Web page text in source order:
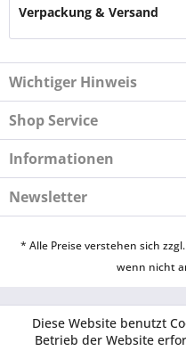
Verpackung & Versand
Wichtiger Hinweis
Shop Service
Informationen
Newsletter
* Alle Preise verstehen sich
wenn nicht
Diese Website benutzt
Betrieb der Website